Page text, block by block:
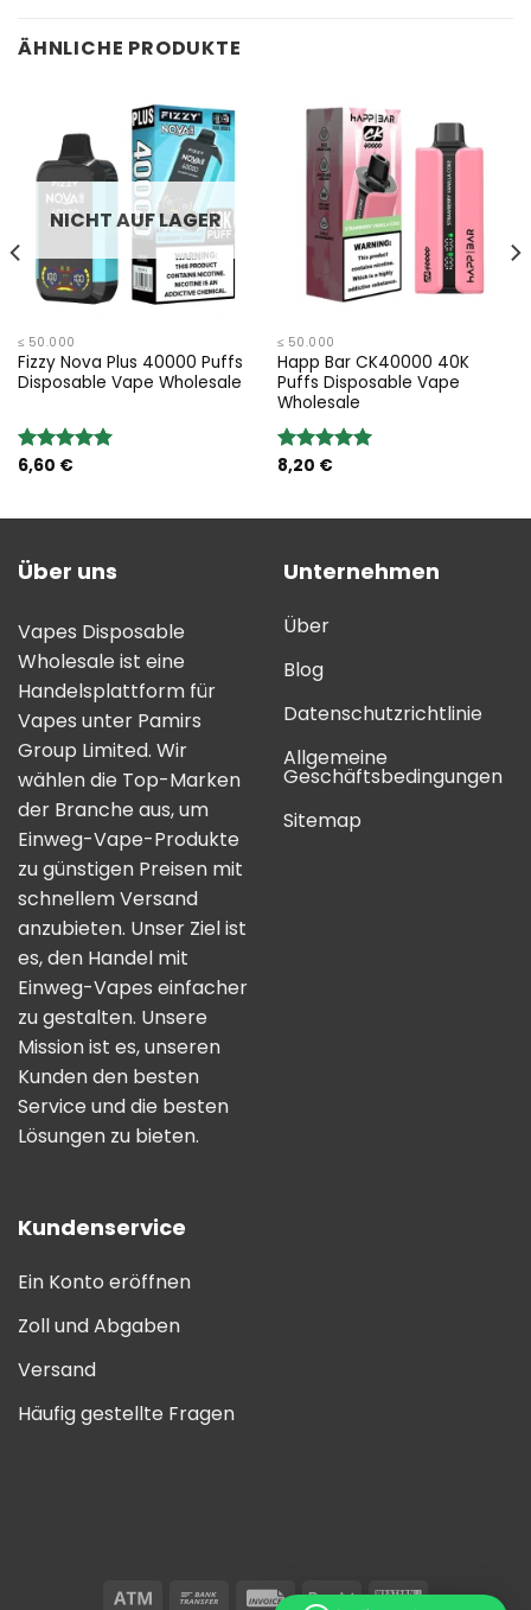
ÄHNLICHE PRODUKTE
NICHT AUF LAGER
≤ 50.000
Fizzy Nova Plus 40000 Puffs
Disposable Vape Wholesale
Bewertung:
6,60 €
≤ 50.000
Happ Bar CK40000 40K
Puffs Disposable Vape
Wholesale
Bewertung:
8,20 €
Über uns
Vapes Disposable
Wholesale ist eine
Handelsplattform für
Vapes unter Pamirs
Group Limited. Wir
wählen die Top-Marken
der Branche aus, um
Einweg-Vape-Produkte
zu günstigen Preisen mit
schnellem Versand
anzubieten. Unser Ziel ist
es, den Handel mit
Einweg-Vapes einfacher
zu gestalten. Unsere
Mission ist es, unseren
Kunden den besten
Service und die besten
Lösungen zu bieten.
Unternehmen
Über
Blog
Datenschutzrichtlinie
Allgemeine
Geschäftsbedingungen
Sitemap
Kundenservice
Ein Konto eröffnen
Zoll und Abgaben
Versand
Häufig gestellte Fragen